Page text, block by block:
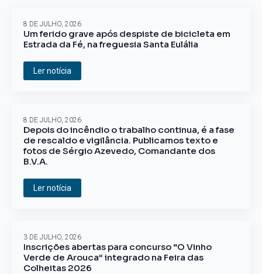
Um ferido grave após despiste de bicicleta em
Estrada da Fé, na freguesia Santa Eulália
8 DE JULHO, 2026
Ler notícia
Depois do incêndio o trabalho continua, é a fase
de rescaldo e vigilância. Publicamos texto e
fotos de Sérgio Azevedo, Comandante dos
B.V.A.
8 DE JULHO, 2026
Ler notícia
Inscrições abertas para concurso “O Vinho
Verde de Arouca” integrado na Feira das
Colheitas 2026
3 DE JULHO, 2026